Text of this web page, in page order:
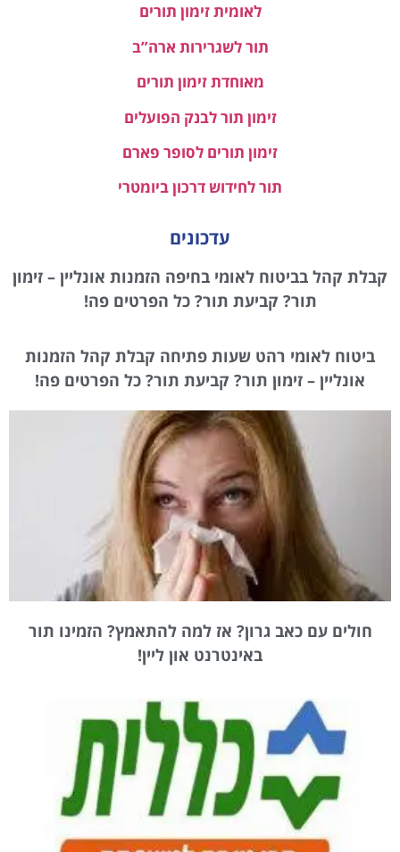
לאומית זימון תורים
תור לשגרירות ארה”ב
מאוחדת זימון תורים
זימון תור לבנק הפועלים
זימון תורים לסופר פארם
תור לחידוש דרכון ביומטרי
עדכונים
קבלת קהל בביטוח לאומי בחיפה הזמנות אונליין – זימון
תור? קביעת תור? כל הפרטים פה!
ביטוח לאומי רהט שעות פתיחה קבלת קהל הזמנות
אונליין – זימון תור? קביעת תור? כל הפרטים פה!
חולים עם כאב גרון? אז למה להתאמץ? הזמינו תור
באינטרנט און ליין!